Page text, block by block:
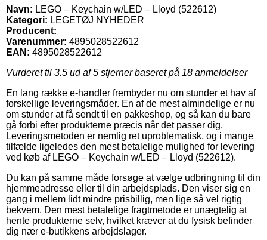
Navn: LEGO – Keychain w/LED – Lloyd (522612)
Kategori: LEGETØJ NYHEDER
Producent:
Varenummer: 4895028522612
EAN: 4895028522612
Vurderet til 3.5 ud af 5 stjerner baseret på 18 anmeldelser
En lang række e-handler frembyder nu om stunder et hav af
forskellige leveringsmåder. En af de mest almindelige er nu
om stunder at få sendt til en pakkeshop, og så kan du bare
gå forbi efter produkterne præcis når det passer dig.
Leveringsmetoden er nemlig ret uproblematisk, og i mange
tilfælde ligeledes den mest betalelige mulighed for levering
ved køb af LEGO – Keychain w/LED – Lloyd (522612).
Du kan på samme måde forsøge at vælge udbringning til din
hjemmeadresse eller til din arbejdsplads. Den viser sig en
gang i mellem lidt mindre prisbillig, men lige så vel rigtig
bekvem. Den mest betalelige fragtmetode er unægtelig at
hente produkterne selv, hvilket kræver at du fysisk befinder
dig nær e-butikkens arbejdslager.